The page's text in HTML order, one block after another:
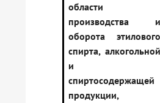
области
производства и
оборота этилового
спирта, алкогольной
и
спиртосодержащей
продукции,